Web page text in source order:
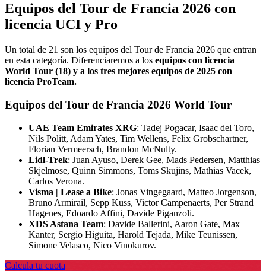
Equipos del Tour de Francia 2026 con
licencia UCI y Pro
Un total de 21 son los equipos del Tour de Francia 2026 que entran
en esta categoría. Diferenciaremos a los equipos con licencia
World Tour (18) y a los tres mejores equipos de 2025 con
licencia ProTeam.
Equipos del Tour de Francia 2026 World Tour
UAE Team Emirates XRG: Tadej Pogacar, Isaac del Toro,
Nils Politt, Adam Yates, Tim Wellens, Felix Grobschartner,
Florian Vermeersch, Brandon McNulty.
Lidl-Trek: Juan Ayuso, Derek Gee, Mads Pedersen, Matthias
Skjelmose, Quinn Simmons, Toms Skujins, Mathias Vacek,
Carlos Verona.
Visma | Lease a Bike: Jonas Vingegaard, Matteo Jorgenson,
Bruno Armirail, Sepp Kuss, Victor Campenaerts, Per Strand
Hagenes, Edoardo Affini, Davide Piganzoli.
XDS Astana Team: Davide Ballerini, Aaron Gate, Max
Kanter, Sergio Higuita, Harold Tejada, Mike Teunissen,
Simone Velasco, Nico Vinokurov.
Calcula tu cuota